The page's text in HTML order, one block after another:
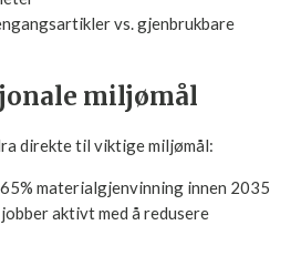
med lang levetid og
miljømål
direkte til viktige miljømål:
materialgjenvinning innen